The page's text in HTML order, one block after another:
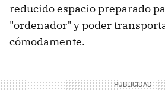
reducido espacio preparado
"ordenador" y poder
cómodamente.